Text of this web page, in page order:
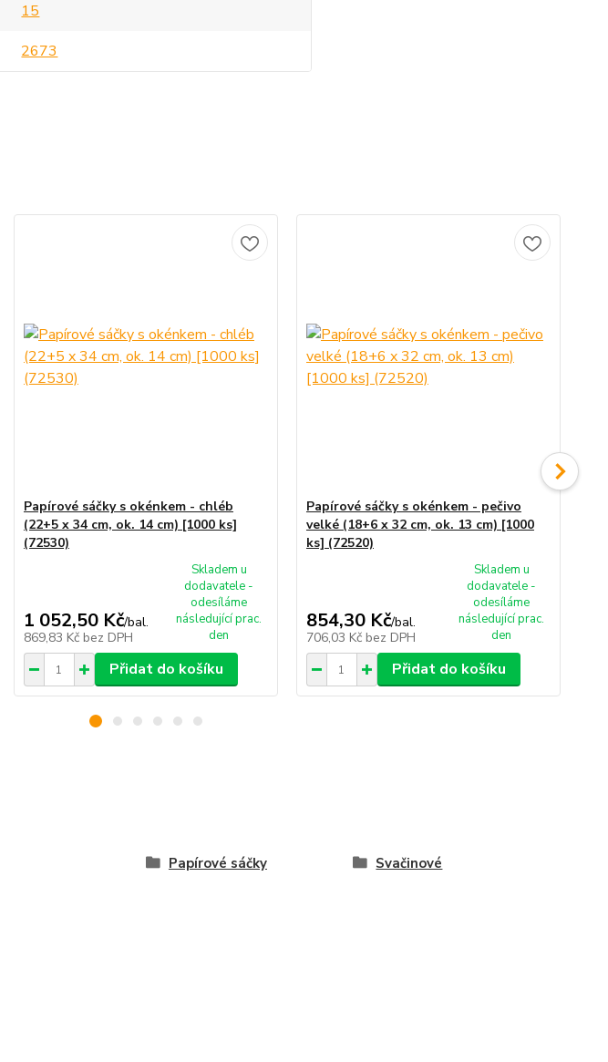
15
2673
Papírové sáčky s okénkem - chléb
(22+5 x 34 cm, ok. 14 cm) [1000 ks]
(72530)
1 052,50 Kč/bal.
869,83 Kč bez DPH
Skladem u
dodavatele -
odesíláme
následující prac.
den
Přidat do košíku
Papírové sáčky s okénkem - pečivo
velké (18+6 x 32 cm, ok. 13 cm) [1000
ks] (72520)
854,30 Kč/bal.
706,03 Kč bez DPH
Skladem u
dodavatele -
odesíláme
následující prac.
den
Přidat do košíku
Papírové sáčky Svačinové